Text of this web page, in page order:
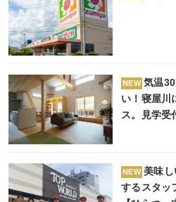
NEW 気温
い！寝屋川
ス。見学受
NEW 美味
するスタッ